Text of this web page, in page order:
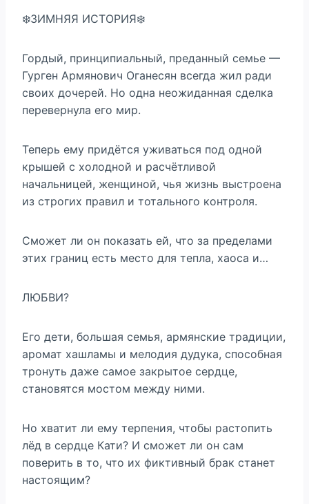
❄️ЗИМНЯЯ ИСТОРИЯ❄️
Гордый, принципиальный, преданный семье —
Гурген Армянович Оганесян всегда жил ради
своих дочерей. Но одна неожиданная сделка
перевернула его мир.
Теперь ему придётся уживаться под одной
крышей с холодной и расчётливой
начальницей, женщиной, чья жизнь выстроена
из строгих правил и тотального контроля.
Сможет ли он показать ей, что за пределами
этих границ есть место для тепла, хаоса и…
ЛЮБВИ?
Его дети, большая семья, армянские традиции,
аромат хашламы и мелодия дудука, способная
тронуть даже самое закрытое сердце,
становятся мостом между ними.
Но хватит ли ему терпения, чтобы растопить
лёд в сердце Кати? И сможет ли он сам
поверить в то, что их фиктивный брак станет
настоящим?